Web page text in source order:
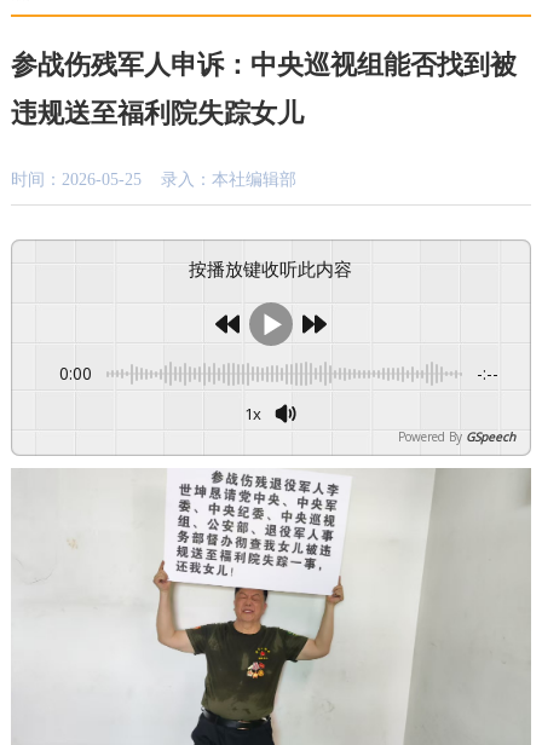
参战伤残军人申诉：中央巡视组能否找到被
违规送至福利院失踪女儿
时间：2026-05-25 录入：本社编辑部
按播放键收听此内容
0:00 -:--
1x
Powered By GSpeech